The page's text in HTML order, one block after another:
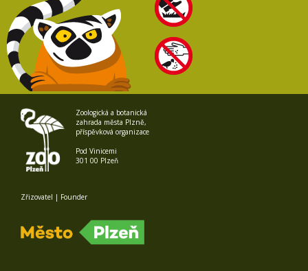
Zoologická a botanická
zahrada města Plzně,
příspěvková organizace
Pod Vinicemi
301 00 Plzeň
Zřizovatel | Founder